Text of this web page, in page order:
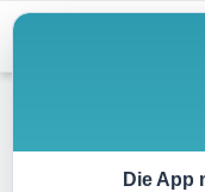
Die App